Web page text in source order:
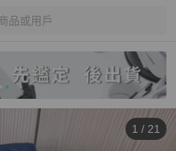
品或用戶
1 / 21